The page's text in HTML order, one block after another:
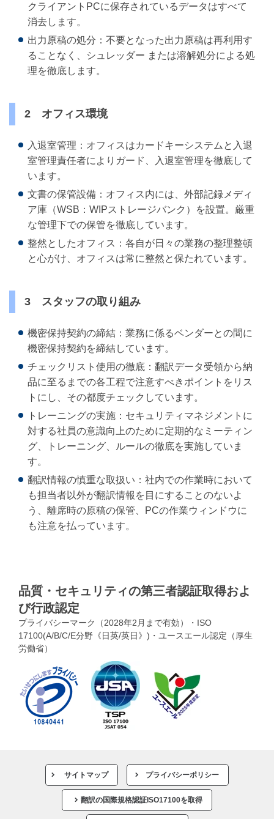
クライアントPCに保存されているデータはすべて
消去します。
出力原稿の処分：不要となった出力原稿は再利用す
ることなく、シュレッダー または溶解処分による処
理を徹底します。
2 オフィス環境
入退室管理：オフィスはカードキーシステムと入退
室管理責任者によりガード、入退室管理を徹底して
います。
文書の保管設備：オフィス内には、外部記録メディ
ア庫（WSB：WIPストレージバンク）を設置。厳重
な管理下での保管を徹底しています。
整然としたオフィス：各自が日々の業務の整理整頓
と心がけ、オフィスは常に整然と保たれています。
3 スタッフの取り組み
機密保持契約の締結：業務に係るベンダーとの間に
機密保持契約を締結しています。
チェックリスト使用の徹底：翻訳データ受領から納
品に至るまでの各工程で注意すべきポイントをリス
トにし、その都度チェックしています。
トレーニングの実施：セキュリティマネジメントに
対する社員の意識向上のために定期的なミーティン
グ、トレーニング、ルールの徹底を実施していま
す。
翻訳情報の慎重な取扱い：社内での作業時において
も担当者以外が翻訳情報を目にすることのないよ
う、離席時の原稿の保管、PCの作業ウィンドウに
も注意を払っています。
品質・セキュリティの第三者認証取得およ
び行政認定
プライバシーマーク（2028年2月まで有効）・ISO
17100(A/B/C/E分野《日英/英日》)・ユースエール認定（厚生
労働省）
サイトマップ プライバシーポリシー
翻訳の国際規格認証ISO17100を取得